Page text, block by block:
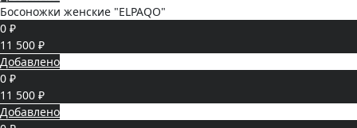
Босоножки женские "ELPAQO"
0 ₽
11 500 ₽
Добавлено
0 ₽
11 500 ₽
Добавлено